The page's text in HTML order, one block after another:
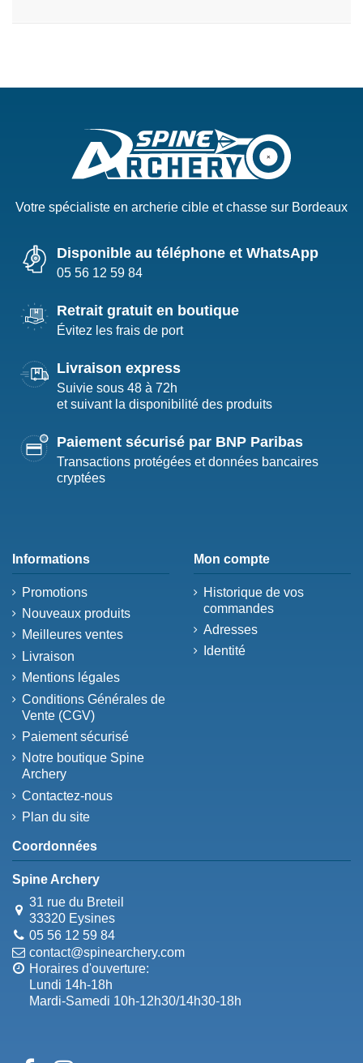
Votre spécialiste en archerie cible et chasse sur Bordeaux
Disponible au téléphone et WhatsApp
05 56 12 59 84
Retrait gratuit en boutique
Évitez les frais de port
Livraison express
Suivie sous 48 à 72h
et suivant la disponibilité des produits
Paiement sécurisé par BNP Paribas
Transactions protégées et données bancaires
cryptées
Informations
Promotions
Nouveaux produits
Meilleures ventes
Livraison
Mentions légales
Conditions Générales de
Vente (CGV)
Paiement sécurisé
Notre boutique Spine
Archery
Contactez-nous
Plan du site
Mon compte
Historique de vos
commandes
Adresses
Identité
Coordonnées
Spine Archery
31 rue du Breteil
33320 Eysines
05 56 12 59 84
contact@spinearchery.com
Horaires d'ouverture:
Lundi 14h-18h
Mardi-Samedi 10h-12h30/14h30-18h